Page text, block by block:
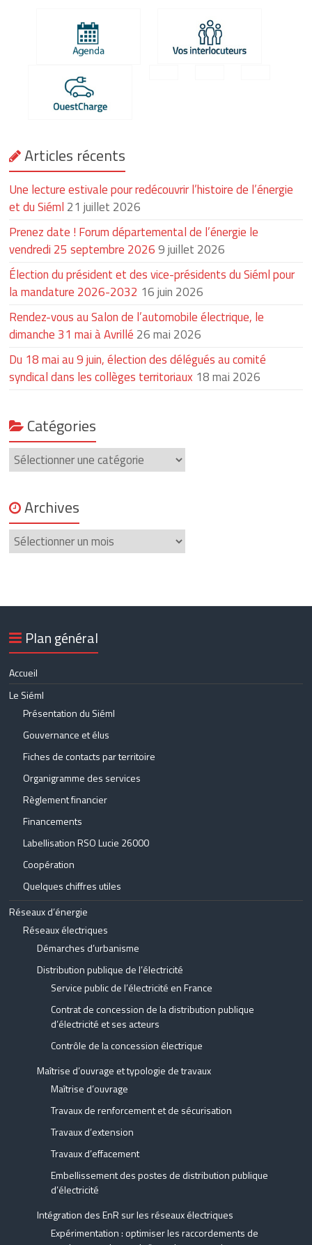
Articles récents
Une lecture estivale pour redécouvrir l’histoire de l’énergie
et du Siéml 21 juillet 2026
Prenez date ! Forum départemental de l’énergie le
vendredi 25 septembre 2026 9 juillet 2026
Élection du président et des vice-présidents du Siéml pour
la mandature 2026-2032 16 juin 2026
Rendez-vous au Salon de l’automobile électrique, le
dimanche 31 mai à Avrillé 26 mai 2026
Du 18 mai au 9 juin, élection des délégués au comité
syndical dans les collèges territoriaux 18 mai 2026
Catégories
Catégories
Archives
Archives
Plan général
Accueil
Le Siéml
Présentation du Siéml
Gouvernance et élus
Fiches de contacts par territoire
Organigramme des services
Règlement financier
Financements
Labellisation RSO Lucie 26000
Coopération
Quelques chiffres utiles
Réseaux d’énergie
Réseaux électriques
Démarches d’urbanisme
Distribution publique de l’électricité
Service public de l’électricité en France
Contrat de concession de la distribution publique
d’électricité et ses acteurs
Contrôle de la concession électrique
Maîtrise d’ouvrage et typologie de travaux
Maîtrise d’ouvrage
Travaux de renforcement et de sécurisation
Travaux d’extension
Travaux d’effacement
Embellissement des postes de distribution publique
d’électricité
Intégration des EnR sur les réseaux électriques
Expérimentation : optimiser les raccordements de